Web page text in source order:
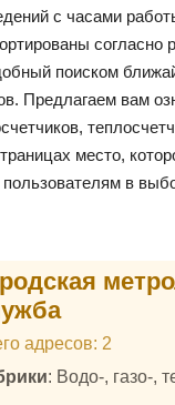
с часами
согласно
поиском
Предлагаем вам
место,
в
адресов: 2
: Водо-, газо-,